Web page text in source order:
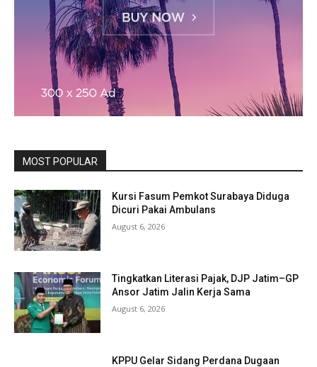
MOST POPULAR
Kursi Fasum Pemkot Surabaya Diduga
Dicuri Pakai Ambulans
August 6, 2026
Tingkatkan Literasi Pajak, DJP Jatim–GP
Ansor Jatim Jalin Kerja Sama
August 6, 2026
KPPU Gelar Sidang Perdana Dugaan